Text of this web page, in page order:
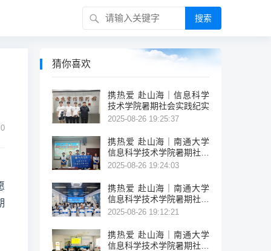
搜索
猜你喜欢
携热爱 赴山海｜信息科学
技术学院暑期社会实践纪实
2025-08-26 19:25:37
携热爱 赴山海｜南通大学
信息科学技术学院暑期社会
实践纪实
2025-08-26 19:24:03
携热爱 赴山海｜南通大学
信息科学技术学院暑期社会
实践纪实
2025-08-26 19:12:21
携热爱 赴山海｜南通大学
信息科学技术学院暑期社会